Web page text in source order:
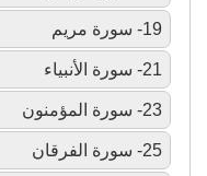
19- سورة مريم
21- سورة الأنبياء
23- سورة المؤمنون
25- سورة الفرقان